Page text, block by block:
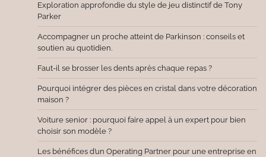
Exploration approfondie du style de jeu distinctif de Tony
Parker
Accompagner un proche atteint de Parkinson : conseils et
soutien au quotidien.
Faut-il se brosser les dents après chaque repas ?
Pourquoi intégrer des pièces en cristal dans votre décoration
maison ?
Voiture senior : pourquoi faire appel à un expert pour bien
choisir son modèle ?
Les bénéfices d’un Operating Partner pour une entreprise en